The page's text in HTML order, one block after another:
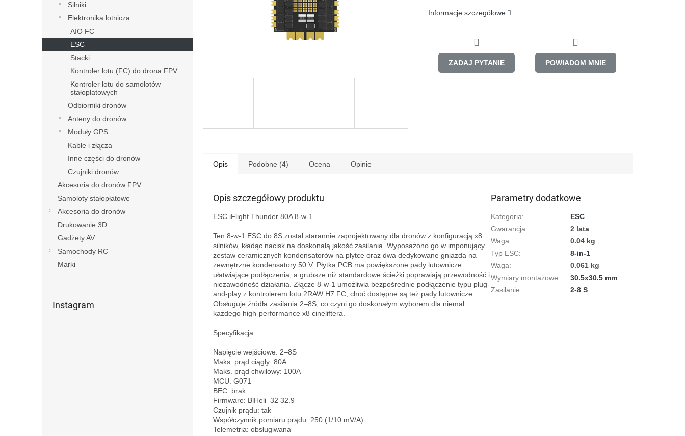
Silniki
Elektronika lotnicza
AIO FC
ESC
Stacki
Kontroler lotu (FC) do drona FPV
Kontroler lotu do samolotów
stałopłatowych
Odbiorniki dronów
Anteny do dronów
Moduły GPS
Kable i złącza
Inne części do dronów
Czujniki dronów
Akcesoria do dronów FPV
Samoloty stałopłatowe
Akcesoria do dronów
Drukowanie 3D
Gadżety AV
Samochody RC
Marki
Instagram
Informacje szczegółowe
ZADAJ PYTANIE POWIADOM MNIE
Opis Podobne (4) Ocena Opinie
Opis szczegółowy produktu
ESC iFlight Thunder 80A 8-w-1
Ten 8-w-1 ESC do 8S został starannie zaprojektowany dla dronów z konfiguracją x8
silników, kładąc nacisk na doskonałą jakość zasilania. Wyposażono go w imponujący
zestaw ceramicznych kondensatorów na płytce oraz dwa dedykowane gniazda na
zewnętrzne kondensatory 50 V. Płytka PCB ma powiększone pady lutownicze
ułatwiające podłączenia, a grubsze niż standardowe ścieżki poprawiają przewodność i
niezawodność działania. Złącze 8-w-1 umożliwia bezpośrednie podłączenie typu plug-
and-play z kontrolerem lotu 2RAW H7 FC, choć dostępne są też pady lutownicze.
Obsługuje źródła zasilania 2–8S, co czyni go doskonałym wyborem dla niemal
każdego high-performance x8 cineliftera.
Specyfikacja:
Napięcie wejściowe: 2–8S
Maks. prąd ciągły: 80A
Maks. prąd chwilowy: 100A
MCU: G071
BEC: brak
Firmware: BlHeli_32 32.9
Czujnik prądu: tak
Współczynnik pomiaru prądu: 250 (1/10 mV/A)
Telemetria: obsługiwana
Parametry dodatkowe
Kategoria:
ESC
Gwarancja:
2 lata
Waga:
0.04 kg
Typ ESC:
8-in-1
Waga:
0.061 kg
Wymiary montażowe:
30.5x30.5 mm
Zasilanie: 2-8 S